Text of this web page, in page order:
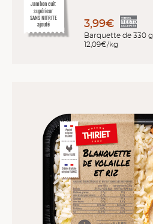
Jambon cuit
supérieur
SANS NITRITE
ajouté 3,99€
Barquette de 330 g
12,09€/kg